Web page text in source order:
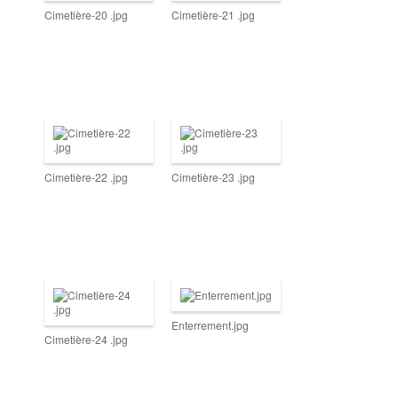
Cimetière-20 .jpg Cimetière-21 .jpg
Cimetière-22 .jpg Cimetière-23 .jpg
Cimetière-24 .jpg
Enterrement.jpg